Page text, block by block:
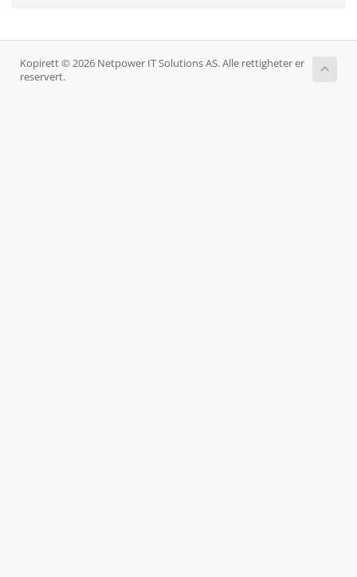
Kopirett © 2026 Netpower IT Solutions AS. Alle rettigheter er
reservert.